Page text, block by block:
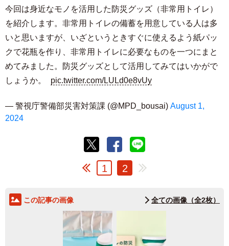
今回は身近なモノを活用した防災グッズ（非常用トイレ）
を紹介します。非常用トイレの備蓄を用意している人は多
いと思いますが、いざというときすぐに使えるよう紙パッ
クで花瓶を作り、非常用トイレに必要なものを一つにまと
めてみました。防災グッズとして活用してみてはいかがで
しょうか。
pic.twitter.com/LULd0e8vUy
— 警視庁警備部災害対策課 (@MPD_bousai) August 1,
2024
1 2
この記事の画像 全ての画像（全2枚）